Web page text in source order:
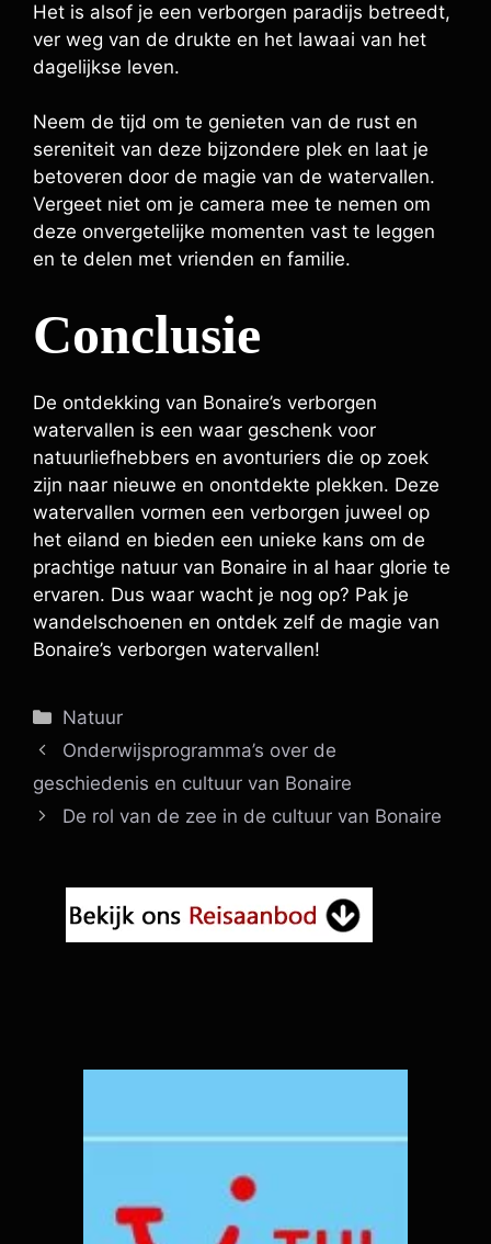
Het is alsof je een verborgen paradijs betreedt,
ver weg van de drukte en het lawaai van het
dagelijkse leven.
Neem de tijd om te genieten van de rust en
sereniteit van deze bijzondere plek en laat je
betoveren door de magie van de watervallen.
Vergeet niet om je camera mee te nemen om
deze onvergetelijke momenten vast te leggen
en te delen met vrienden en familie.
Conclusie
De ontdekking van Bonaire’s verborgen
watervallen is een waar geschenk voor
natuurliefhebbers en avonturiers die op zoek
zijn naar nieuwe en onontdekte plekken. Deze
watervallen vormen een verborgen juweel op
het eiland en bieden een unieke kans om de
prachtige natuur van Bonaire in al haar glorie te
ervaren. Dus waar wacht je nog op? Pak je
wandelschoenen en ontdek zelf de magie van
Bonaire’s verborgen watervallen!
Categorieën
Natuur
Onderwijsprogramma’s over de
geschiedenis en cultuur van Bonaire
De rol van de zee in de cultuur van Bonaire